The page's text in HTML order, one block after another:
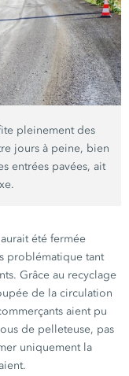
pleinement des
jours à peine, bien
entrées pavées, ait
aurait été fermée
problématique tant
Grâce au recyclage
de la circulation
aient pu
de pelleteuse, pas
uniquement la